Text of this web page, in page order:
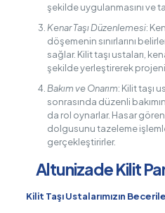
şekilde uygulanmasını ve
Kenar Taşı Düzenlemesi:
döşemenin sınırlarını
sağlar. Kilit taşı ustaları,
şekilde yerleştirerek
Bakım ve Onarım: Kilit taşı
sonrasında düzenli
da rol oynarlar. Hasar
dolgusunu tazeleme
gerçekleştirirler.
Altunizade Kilit
Kilit Taşı Ustalarımızın